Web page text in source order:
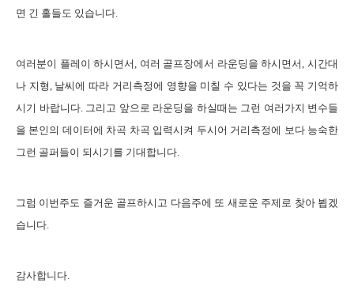
면 긴 홀들도 있습니다.
여러분이 플레이 하시면서, 여러 골프장에서 라운딩을 하시면서,시간대
나 지형, 날씨에 따라 거리측정에 영향을 미칠 수 있다는 것을 꼭 기억하
시기 바랍니다. 그리고 앞으로 라운딩을 하실때는 그런 여러가지 변수들
을 본인의 데이터에 차곡 차곡 입력시켜 두시어 거리측정에 보다 능숙한
그런 골퍼들이 되시기를 기대합니다.
그럼 이번주도 즐거운 골프하시고 다음주에 또 새로운 주제로 찾아 뵙겠
습니다.
감사합니다.